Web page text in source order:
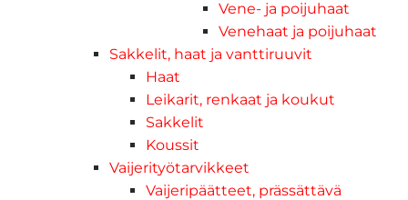
Vene- ja poijuhaat
Venehaat ja poijuhaat
Sakkelit, haat ja vanttiruuvit
Haat
Leikarit, renkaat ja koukut
Sakkelit
Koussit
Vaijerityötarvikkeet
Vaijeripäätteet, prässättävä